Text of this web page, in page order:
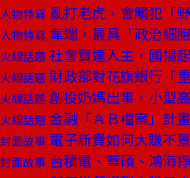
人物特寫 亂打老虎，會觸犯「
人物特寫 韋端，最具「政治細
火線話題 社會賢達入主，國揚
火線話題 財政部對花旗銀行「
火線話題 創投奶媽出事，小型
火線話題 金融「ＡＢ檔案」計
封面故事 電子新貴如何大賺不
封面故事 台積電、華碩、鴻海